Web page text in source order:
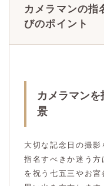
カメラマンの指
びのポイント
カメラマン
景
大切な記念日の撮
指名すべきか迷う
を祝う七五三やお